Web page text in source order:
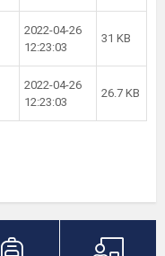
2022-04-26
12:23:03
31 KB
2022-04-26
12:23:03
26.7 KB